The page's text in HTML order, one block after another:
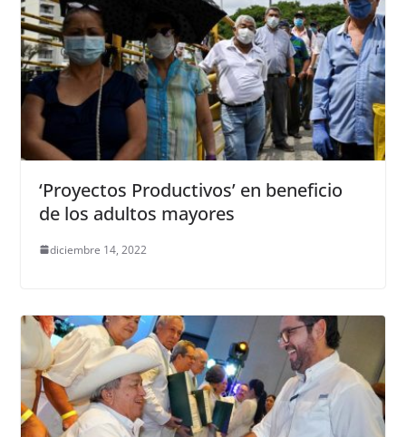
‘Proyectos Productivos’ en beneficio
de los adultos mayores
diciembre 14, 2022